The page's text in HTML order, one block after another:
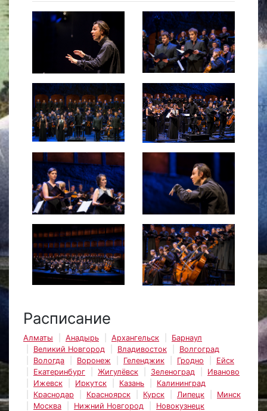
Расписание
Алматы Анадырь Архангельск
Барнаул
Великий Новгород
Владивосток
Волгоград
Вологда
Воронеж Геленджик Гродно
Ейск
Екатеринбург
Жигулёвск Зеленоград
Иваново
Ижевск
Иркутск Казань
Калининград
Краснодар
Красноярск Курск Липецк
Минск
Москва
Нижний Новгород
Новокузнецк